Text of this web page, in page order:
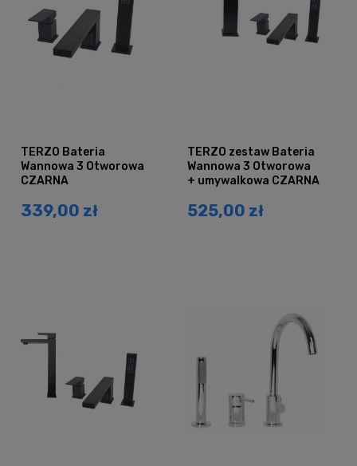
TERZO Bateria
Wannowa 3 Otworowa
CZARNA
339,00 zł
TERZO zestaw Bateria
Wannowa 3 Otworowa
+ umywalkowa CZARNA
525,00 zł